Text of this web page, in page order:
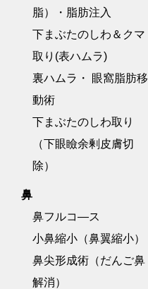
脂）・脂肪注入
下まぶたのしわ＆クマ
取り(表ハムラ)
裏ハムラ・ 眼窩脂肪移
動術
下まぶたのしわ取り
（下眼瞼余剰皮膚切
除）
鼻
鼻フルコ―ス
小鼻縮小（鼻翼縮小）
鼻尖形成術（だんご鼻
解消）